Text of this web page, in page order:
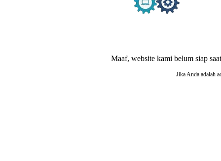
Maaf, website kami belum siap
Jika Anda adalah